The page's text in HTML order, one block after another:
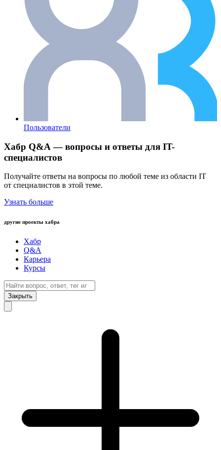
Пользователи
Хабр Q&A — вопросы и ответы для IT-
специалистов
Получайте ответы на вопросы по любой теме из области IT
от специалистов в этой теме.
Узнать больше
другие проекты хабра
Хабр
Q&A
Карьера
Курсы
Закрыть